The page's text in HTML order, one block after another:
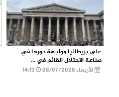
على بريطانيا مواجهة دورها في
صناعة الاحتلال القائم في ...
الأربعاء 08/07/2026